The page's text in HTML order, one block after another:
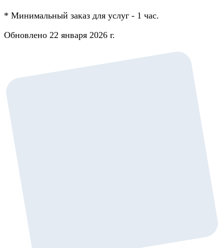
* Минимальный заказ для услуг - 1 час.
Обновлено 22 января 2026 г.